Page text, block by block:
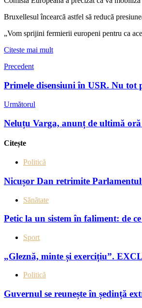
Bruxellesul încearcă astfel să reducă
„Vom sprijini fermierii europeni pentru ca
Citeste mai mult
Precedent
Primele disensiuni în USR. Nu
Următorul
Neluțu Varga, anunț de ultimă
Citește
Politică
Nicușor Dan retrimite
Sănătate
Petic la un sistem în faliment: de
Sport
„Gleznă, minte și exercițiu”.
Politică
Guvernul se reunește în ședință